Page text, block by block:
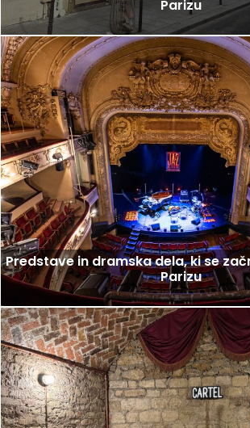
Parizu
Predstave in dramska dela, ki se
Parizu